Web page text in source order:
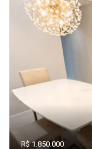
R$ 1.850.000